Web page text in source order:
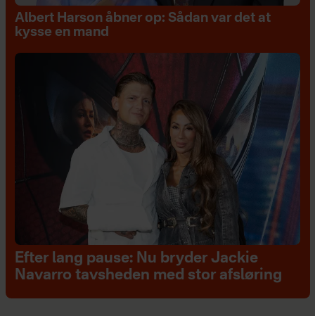
Albert Harson åbner op: Sådan var det at
kysse en mand
Efter lang pause: Nu bryder Jackie
Navarro tavsheden med stor afsløring